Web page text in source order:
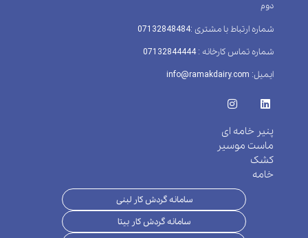
دوم
شماره ارتباط با مشتری :‌07132848484
شماره تماس کارخانه : 07132844444
ایمیل: info@ramakdairy.com
پنیر خامه ای
ماست موسیر
کشک
خامه
سامانه گردش کار لبنی
سامانه گردش کار بیتا